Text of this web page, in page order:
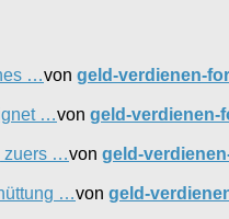
…von geld-verdienen-
…von geld-verdienen-
zuers …von geld-
…von geld-